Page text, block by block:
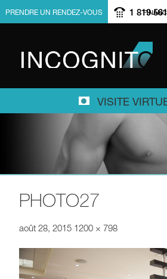
PRENDRE UN RENDEZ-VOUS 1 819
VISITE
PHOTO27
août 28, 2015 1200 × 798